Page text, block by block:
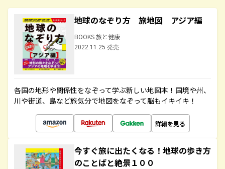
地球のなぞり方 旅地図 アジア編
BOOKS 旅と健康
2022.11.25 発売
各国の地形や関係性をなぞって学ぶ新しい地図本！国境や州、
川や街道、島など旅気分で地図をなぞって脳もイキイキ！
詳細を見る
今すぐ旅に出たくなる！地球の歩き方
のことばと絶景１００